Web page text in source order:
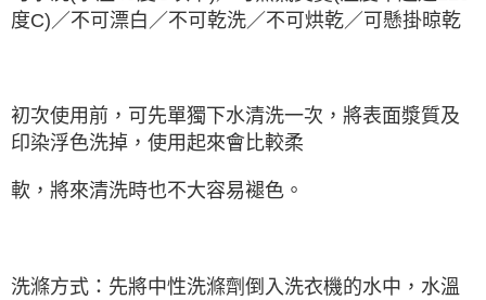
度C) ／不可漂白／不可乾洗／不可烘乾／可懸掛晾乾
初次使用前，可先單獨下水清洗一次，將表面漿質及
印染浮色洗掉，使用起來會比較柔
軟，將來清洗時也不大容易褪色。
洗滌方式：先將中性洗滌劑倒入洗衣機的水中，水溫